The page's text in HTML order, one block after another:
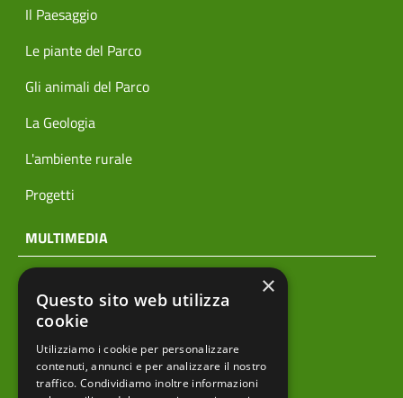
Il Paesaggio
Le piante del Parco
Gli animali del Parco
La Geologia
L'ambiente rurale
Progetti
MULTIMEDIA
Archivio news
Prodotti editoriali
×
Questo sito web utilizza
cookie
Utilizziamo i cookie per personalizzare
contenuti, annunci e per analizzare il nostro
traffico. Condividiamo inoltre informazioni